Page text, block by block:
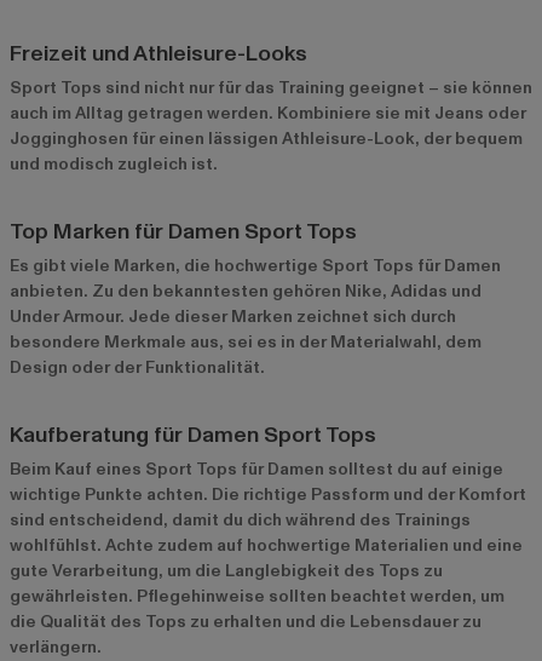
Freizeit und Athleisure-Looks
Sport Tops sind nicht nur für das Training geeignet – sie können
auch im Alltag getragen werden. Kombiniere sie mit Jeans oder
Jogginghosen für einen lässigen Athleisure-Look, der bequem
und modisch zugleich ist.
Top Marken für Damen Sport Tops
Es gibt viele Marken, die hochwertige Sport Tops für Damen
anbieten. Zu den bekanntesten gehören Nike, Adidas und
Under Armour. Jede dieser Marken zeichnet sich durch
besondere Merkmale aus, sei es in der Materialwahl, dem
Design oder der Funktionalität.
Kaufberatung für Damen Sport Tops
Beim Kauf eines Sport Tops für Damen solltest du auf einige
wichtige Punkte achten. Die richtige Passform und der Komfort
sind entscheidend, damit du dich während des Trainings
wohlfühlst. Achte zudem auf hochwertige Materialien und eine
gute Verarbeitung, um die Langlebigkeit des Tops zu
gewährleisten. Pflegehinweise sollten beachtet werden, um
die Qualität des Tops zu erhalten und die Lebensdauer zu
verlängern.